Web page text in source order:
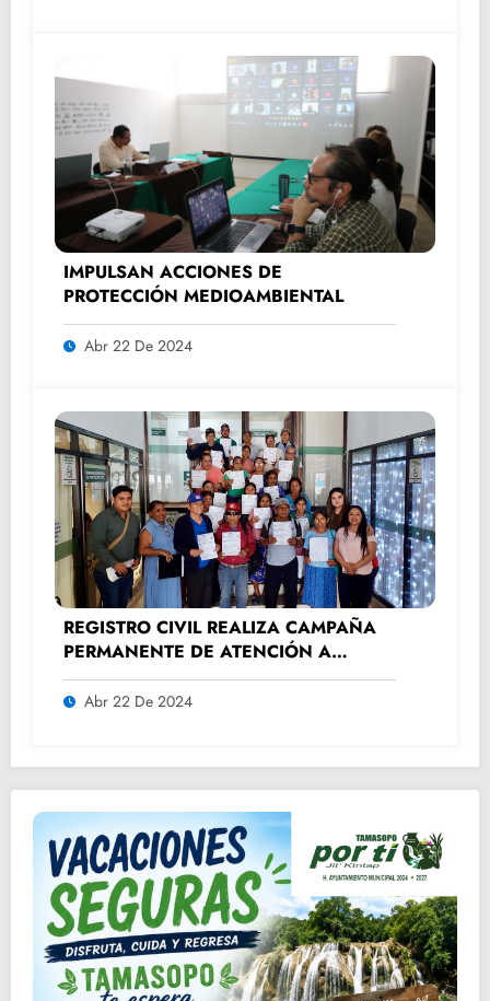
IMPULSAN ACCIONES DE
PROTECCIÓN MEDIOAMBIENTAL
Abr 22 De 2024
REGISTRO CIVIL REALIZA CAMPAÑA
PERMANENTE DE ATENCIÓN A
ADULTOS MAYORES.
Abr 22 De 2024